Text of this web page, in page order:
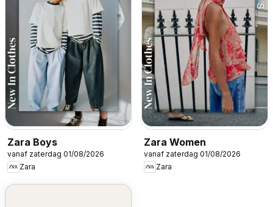
Zara Boys
vanaf zaterdag 01/08/2026
Zara
Zara Women
vanaf zaterdag 01/08/2026
Zara